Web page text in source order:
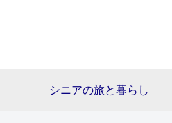
シニアの旅と暮らし